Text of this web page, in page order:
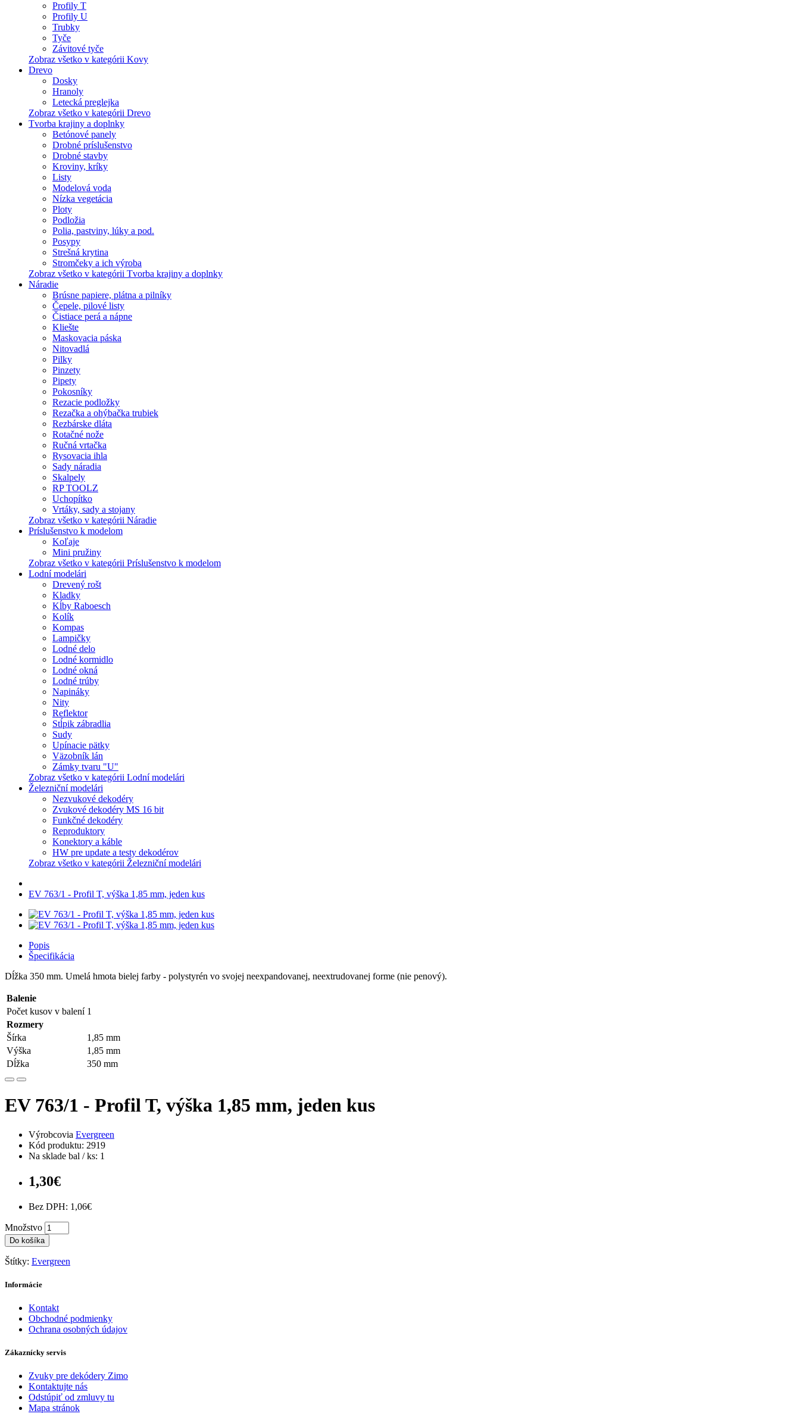
Profily T
Profily U
Trubky
Tyče
Závitové tyče
Zobraz všetko v kategórii Kovy
Drevo
Dosky
Hranoly
Letecká preglejka
Zobraz všetko v kategórii Drevo
Tvorba krajiny a doplnky
Betónové panely
Drobné príslušenstvo
Drobné stavby
Kroviny, kríky
Listy
Modelová voda
Nízka vegetácia
Ploty
Podložia
Polia, pastviny, lúky a pod.
Posypy
Strešná krytina
Stromčeky a ich výroba
Zobraz všetko v kategórii Tvorba krajiny a doplnky
Náradie
Brúsne papiere, plátna a pilníky
Čepele, pilové listy
Čistiace perá a nápne
Kliešte
Maskovacia páska
Nitovadlá
Pilky
Pinzety
Pipety
Pokosníky
Rezacie podložky
Rezačka a ohýbačka trubiek
Rezbárske dláta
Rotačné nože
Ručná vrtačka
Rysovacia ihla
Sady náradia
Skalpely
RP TOOLZ
Uchopítko
Vrtáky, sady a stojany
Zobraz všetko v kategórii Náradie
Príslušenstvo k modelom
Koľaje
Mini pružiny
Zobraz všetko v kategórii Príslušenstvo k modelom
Lodní modelári
Drevený rošt
Kladky
Kĺby Raboesch
Kolík
Kompas
Lampičky
Lodné delo
Lodné kormidlo
Lodné okná
Lodné trúby
Napináky
Nity
Reflektor
Stĺpik zábradlia
Sudy
Upínacie pätky
Väzobník lán
Zámky tvaru "U"
Zobraz všetko v kategórii Lodní modelári
Železniční modelári
Nezvukové dekodéry
Zvukové dekodéry MS 16 bit
Funkčné dekodéry
Reproduktory
Konektory a káble
HW pre update a testy dekodérov
Zobraz všetko v kategórii Železniční modelári
EV 763/1 - Profil T, výška 1,85 mm, jeden kus
Popis
Špecifikácia
Dĺžka 350 mm. Umelá hmota bielej farby - polystyrén vo svojej neexpandovanej, neextrudovanej forme (nie penový).
Balenie
Počet kusov v balení 1
Rozmery
Šírka
1,85 mm
Výška
1,85 mm
Dĺžka
350 mm
EV 763/1 - Profil T, výška 1,85 mm, jeden kus
Výrobcovia Evergreen
Kód produktu: 2919
Na sklade bal / ks: 1
1,30€
Bez DPH: 1,06€
Množstvo
Do košíka
Štítky: Evergreen
Informácie
Kontakt
Obchodné podmienky
Ochrana osobných údajov
Zákaznícky servis
Zvuky pre dekódery Zimo
Kontaktujte nás
Odstúpiť od zmluvy tu
Mapa stránok